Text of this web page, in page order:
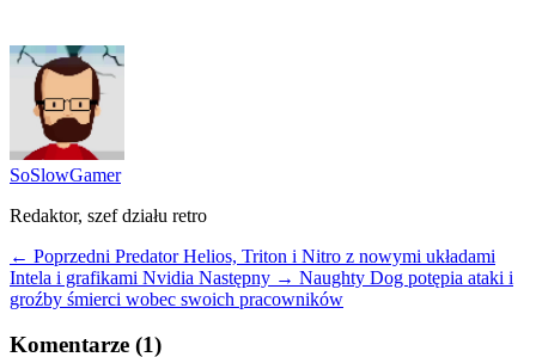
SoSlowGamer
Redaktor, szef działu retro
← Poprzedni Predator Helios, Triton i Nitro z nowymi układami
Intela i grafikami Nvidia Następny → Naughty Dog potępia ataki i
groźby śmierci wobec swoich pracowników
Komentarze (1)